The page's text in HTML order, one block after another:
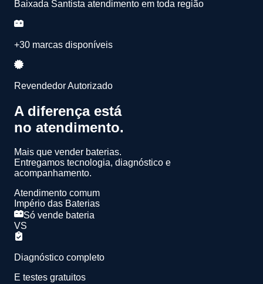
Baixada Santista atendimento em toda região
+30 marcas disponíveis
Revendedor Autorizado
A diferença está
no atendimento.
Mais que vender baterias.
Entregamos tecnologia, diagnóstico e
acompanhamento.
Atendimento comum
Império das Baterias
Só vende bateria
VS
Diagnóstico completo
E testes gratuitos